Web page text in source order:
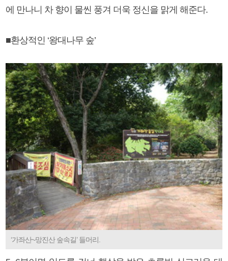
에 만나니 차 향이 물씬 풍겨 더욱 정신을 맑게 해준다.
■환상적인 ‘왕대나무 숲’
‘가좌산~망진산 숲속길’ 들머리.